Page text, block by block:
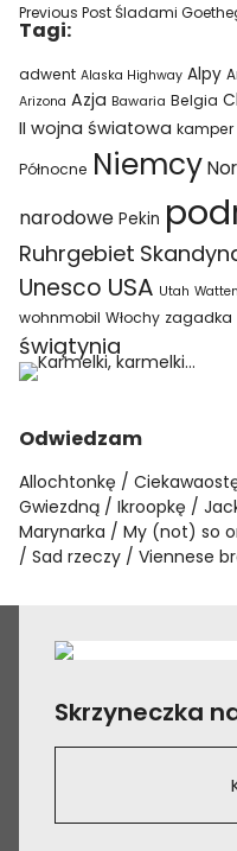
Previous PostŚladami
Tagi:
adwent Alaska Highway Alpy
Arizona Azja Bawaria Belgia
II wojna światowa kamper
Północne Niemcy
narodowe Pekin
Ruhrgebiet
Unesco USA Utah
wohnmobil Włochy zagadka
świątynia
Odwiedzam
Allochtonkę
Gwiezdną
Ikroopkę
Marynarka
My (not) so
Sad rzeczy
Viennese
Skrzyneczka